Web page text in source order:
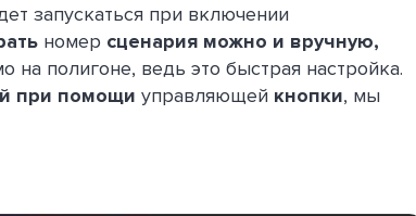
запускаться при включении
номер сценария можно и вручную,
полигоне, ведь это быстрая настройка.
при помощи управляющей кнопки, мы